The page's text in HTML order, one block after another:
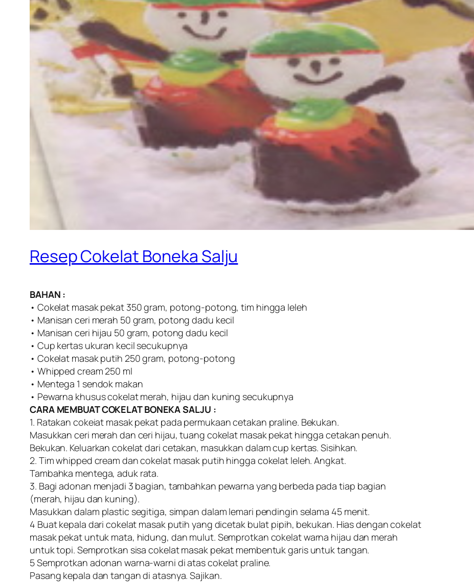
Resep Cokelat Boneka Salju
BAHAN :
• Cokelat masak pekat 350 gram, potong-potong, tim hingga leleh
• Manisan ceri merah 50 gram, potong dadu kecil
• Manisan ceri hijau 50 gram, potong dadu kecil
• Cup kertas ukuran kecil secukupnya
• Cokelat masak putih 250 gram, potong-potong
• Whipped cream 250 ml
• Mentega 1 sendok makan
• Pewarna khusus cokelat merah, hijau dan kuning secukupnya
CARA MEMBUAT COKELAT BONEKA SALJU :
1. Ratakan cokeiat masak pekat pada permukaan cetakan praline. Bekukan.
Masukkan ceri merah dan ceri hijau, tuang cokelat masak pekat hingga cetakan penuh.
Bekukan. Keluarkan cokelat dari cetakan, masukkan dalam cup kertas. Sisihkan.
2. Tim whipped cream dan cokelat masak putih hingga cokelat leleh. Angkat.
Tambahka mentega, aduk rata.
3. Bagi adonan menjadi 3 bagian, tambahkan pewarna yang berbeda pada tiap bagian
(merah, hijau dan kuning).
Masukkan dalam plastic segitiga, simpan dalam lemari pendingin selama 45 menit.
4 Buat kepala dari cokelat masak putih yang dicetak bulat pipih, bekukan. Hias dengan cokelat
masak pekat untuk mata, hidung, dan mulut. Semprotkan cokelat warna hijau dan merah
untuk topi. Semprotkan sisa cokelat masak pekat membentuk garis untuk tangan.
5 Semprotkan adonan warna-warni di atas cokelat praline.
Pasang kepala dan tangan di atasnya. Sajikan.